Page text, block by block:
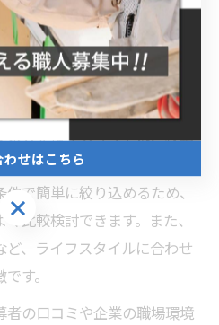
欲をアピールすることが、
徴を知るメリット
人を探すメリットは、検索
にあります。勤務地やシフ
で簡単に絞り込めるため、
比較検討できます。また、
、ライフスタイルに合わせ
す。
の口コミや企業の職場環境
わせはこちら
わせはこちら